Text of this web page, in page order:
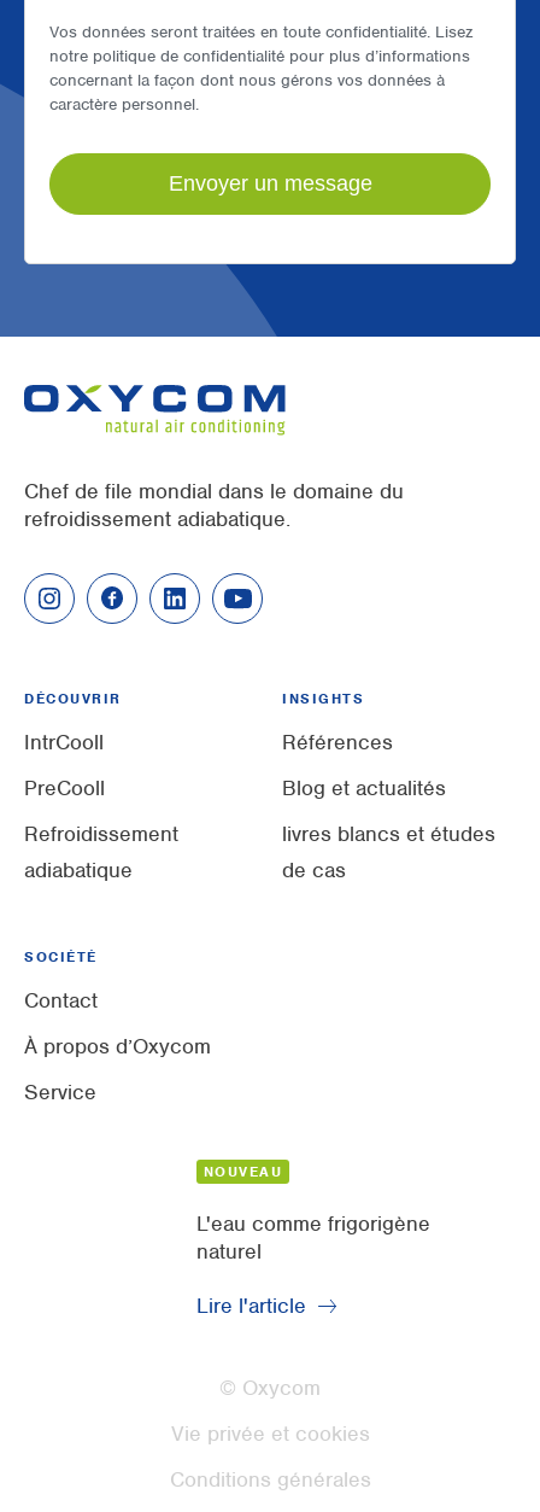
Vos données seront traitées en toute confidentialité. Lisez
notre politique de confidentialité pour plus d’informations
concernant la façon dont nous gérons vos données à
caractère personnel.
Chef de file mondial dans le domaine du
refroidissement adiabatique.
DÉCOUVRIR
IntrCooll
PreCooll
Refroidissement
adiabatique
INSIGHTS
Références
Blog et actualités
livres blancs et études
de cas
SOCIÉTÉ
Contact
À propos d’Oxycom
Service
NOUVEAU
L'eau comme frigorigène
naturel
Lire l'article
© Oxycom
Vie privée et cookies
Conditions générales